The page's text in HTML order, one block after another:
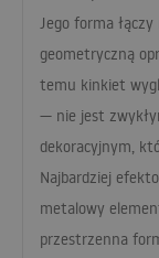
Jego forma
geometryczną
temu kinkiet
— nie jest
dekoracyjnym,
Najbardziej
metalowy
przestrzenna